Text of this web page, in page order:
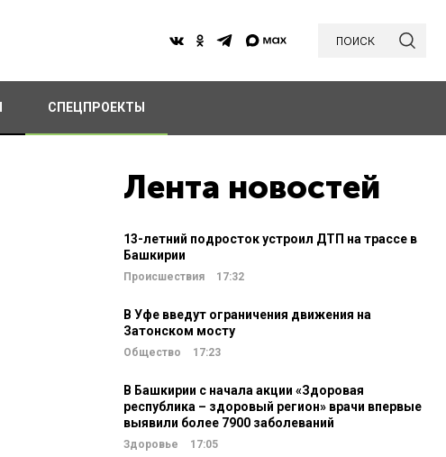
поиск
СПЕЦПРОЕКТЫ
Лента новостей
13-летний подросток устроил ДТП на трассе в
Башкирии
Происшествия 17:32
В Уфе введут ограничения движения на
Затонском мосту
Общество 17:23
В Башкирии с начала акции «Здоровая
республика – здоровый регион» врачи впервые
выявили более 7900 заболеваний
Здоровье 17:05